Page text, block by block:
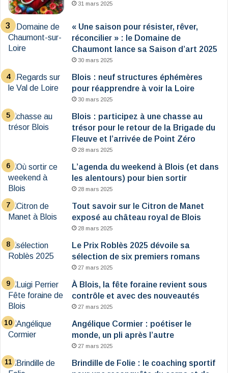
31 mars 2025
« Une saison pour résister, rêver,
réconcilier » : le Domaine de
Chaumont lance sa Saison d’art 2025
30 mars 2025
Blois : neuf structures éphémères
pour réapprendre à voir la Loire
30 mars 2025
Blois : participez à une chasse au
trésor pour le retour de la Brigade du
Fleuve et l’arrivée de Point Zéro
28 mars 2025
L’agenda du weekend à Blois (et dans
les alentours) pour bien sortir
28 mars 2025
Tout savoir sur le Citron de Manet
exposé au château royal de Blois
28 mars 2025
Le Prix Roblès 2025 dévoile sa
sélection de six premiers romans
27 mars 2025
À Blois, la fête foraine revient sous
contrôle et avec des nouveautés
27 mars 2025
Angélique Cormier : poétiser le
monde, un pli après l’autre
27 mars 2025
Brindille de Folie : le coaching sportif